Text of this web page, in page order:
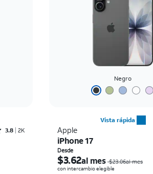
Rated3.8out of 5 stars with2010reviews
3.8 2K
Negro
Vista rápida
Apple
iPhone 17
Desde
$3.62al mes $23.06al mes
con intercambio elegible